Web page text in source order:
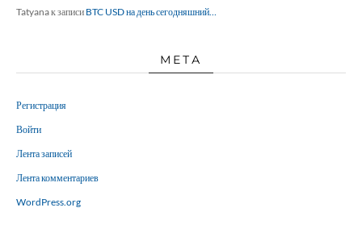
Tatyanaк записи BTC USD на день сегодняшний…
МЕТА
Регистрация
Войти
Лента записей
Лента комментариев
WordPress.org